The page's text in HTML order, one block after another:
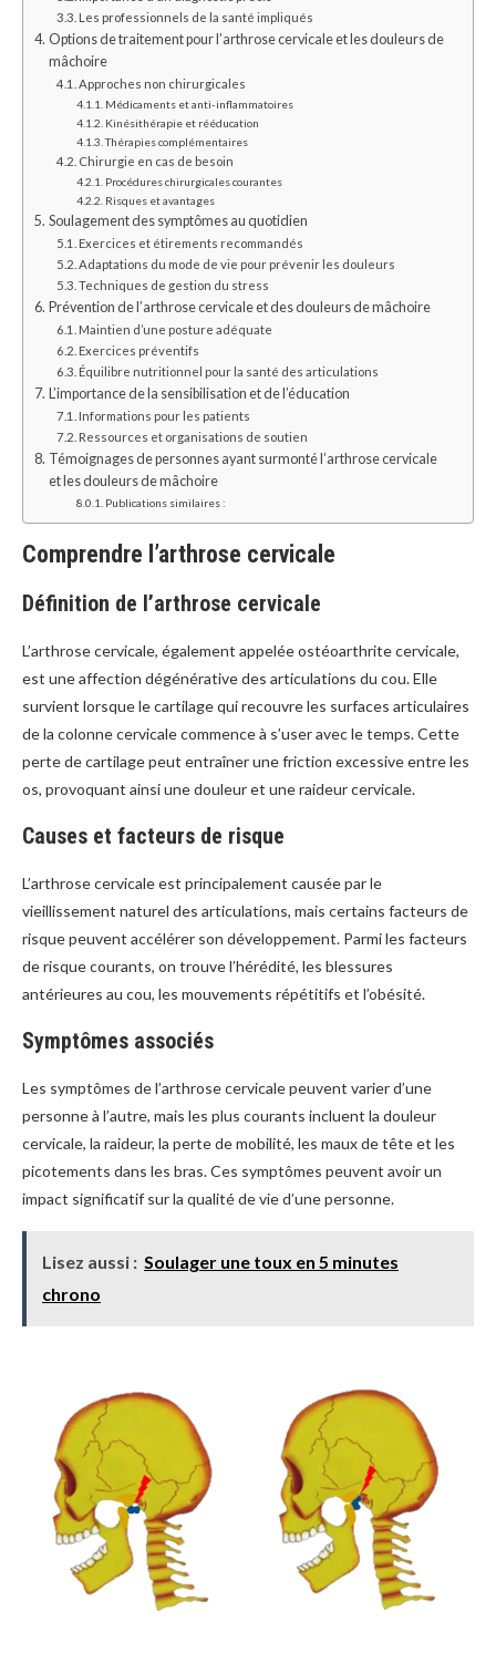
Les professionnels de la santé impliqués
Options de traitement pour l’arthrose cervicale et les douleurs de
mâchoire
Approches non chirurgicales
Médicaments et anti-inflammatoires
Kinésithérapie et rééducation
Thérapies complémentaires
Chirurgie en cas de besoin
Procédures chirurgicales courantes
Risques et avantages
Soulagement des symptômes au quotidien
Exercices et étirements recommandés
Adaptations du mode de vie pour prévenir les douleurs
Techniques de gestion du stress
Prévention de l’arthrose cervicale et des douleurs de mâchoire
Maintien d’une posture adéquate
Exercices préventifs
Équilibre nutritionnel pour la santé des articulations
L’importance de la sensibilisation et de l’éducation
Informations pour les patients
Ressources et organisations de soutien
Témoignages de personnes ayant surmonté l’arthrose cervicale
et les douleurs de mâchoire
Publications similaires :
Comprendre l’arthrose cervicale
Définition de l’arthrose cervicale
L’arthrose cervicale, également appelée ostéoarthrite cervicale,
est une affection dégénérative des articulations du cou. Elle
survient lorsque le cartilage qui recouvre les surfaces articulaires
de la colonne cervicale commence à s’user avec le temps. Cette
perte de cartilage peut entraîner une friction excessive entre les
os, provoquant ainsi une douleur et une raideur cervicale.
Causes et facteurs de risque
L’arthrose cervicale est principalement causée par le
vieillissement naturel des articulations, mais certains facteurs de
risque peuvent accélérer son développement. Parmi les facteurs
de risque courants, on trouve l’hérédité, les blessures
antérieures au cou, les mouvements répétitifs et l’obésité.
Symptômes associés
Les symptômes de l’arthrose cervicale peuvent varier d’une
personne à l’autre, mais les plus courants incluent la douleur
cervicale, la raideur, la perte de mobilité, les maux de tête et les
picotements dans les bras. Ces symptômes peuvent avoir un
impact significatif sur la qualité de vie d’une personne.
Lisez aussi : Soulager une toux en 5 minutes
chrono